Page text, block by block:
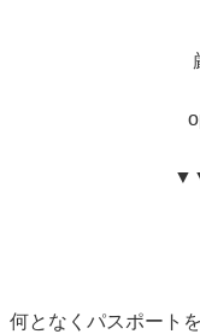
何となくパスポート